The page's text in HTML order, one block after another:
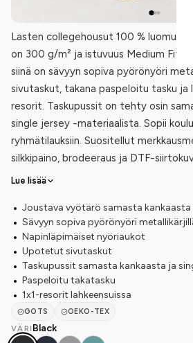
Lasten collegehousut 100 %
on 300 g/m² ja istuvuus Medium Fit.
siinä on sävyyn sopiva pyörönyöri
sivutaskut, takana paspeloitu tasku ja
resorit. Taskupussit on tehty osin
single jersey -materiaalista. Sopii
ryhmätilauksiin. Suositellut
silkkipaino, brodeeraus ja DTF-
Lue lisää
Joustava vyötärö samasta kankaasta
Sävyyn sopiva pyörönyöri
Napinläpimäiset nyöriaukot
Upotetut sivutaskut
Taskupussit samasta kankaasta ja
Paspeloitu takatasku
1x1-resorit lahkeensuissa
GOTS
OEKO-TEX
VÄRI Black